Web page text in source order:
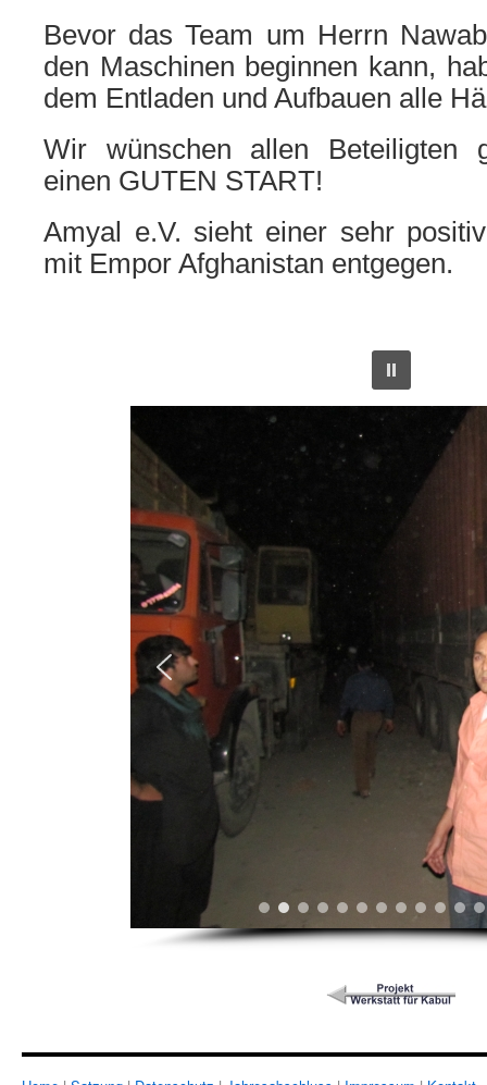
Bevor das Team um Herrn
den Maschinen beginnen kann,
dem Entladen und Aufbauen alle
Wir wünschen allen Beteiligten
einen GUTEN START!
Amyal e.V. sieht einer sehr
mit Empor Afghanistan entgegen.